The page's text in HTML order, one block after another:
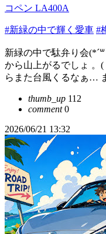
コペン LA400A
#新緑の中で輝く愛車 #
新緑の中で駄弁り会
から山上がるでしょ
らまた台風くるなぁ…
thumb_up 112
comment0
2026/06/21 13:32